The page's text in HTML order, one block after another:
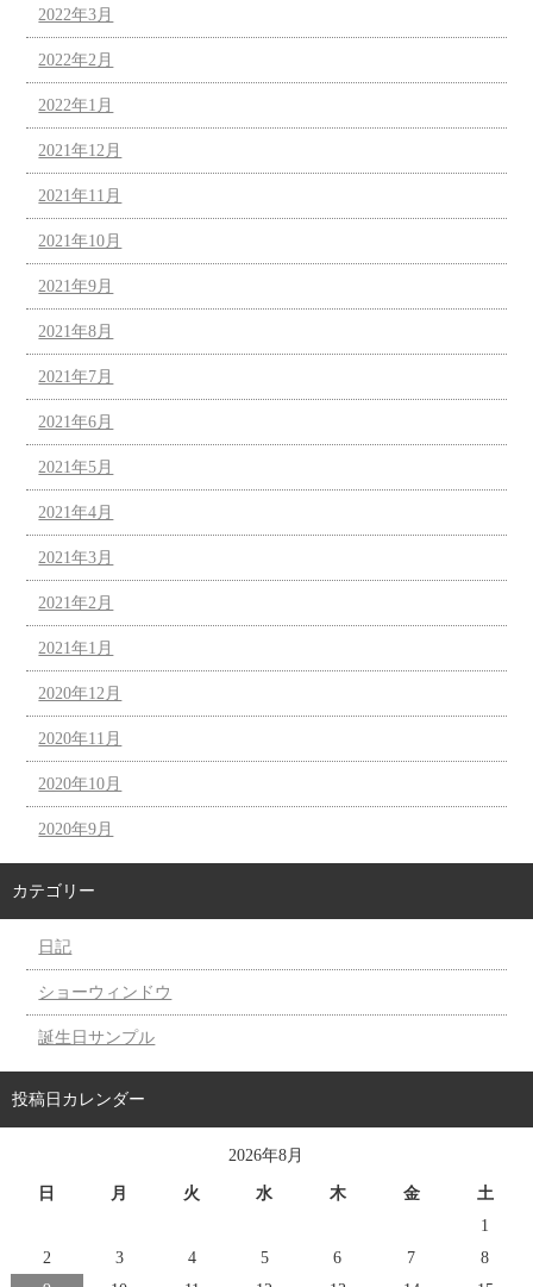
2022年3月
2022年2月
2022年1月
2021年12月
2021年11月
2021年10月
2021年9月
2021年8月
2021年7月
2021年6月
2021年5月
2021年4月
2021年3月
2021年2月
2021年1月
2020年12月
2020年11月
2020年10月
2020年9月
カテゴリー
日記
ショーウィンドウ
誕生日サンプル
投稿日カレンダー
2026年8月
日 月 火 水 木 金
土
1
2
3 4 5 6 7
8